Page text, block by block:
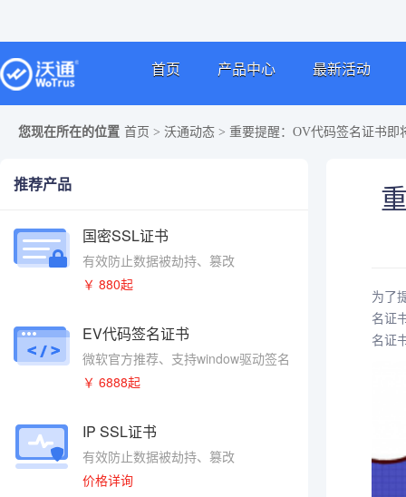
首页 产品中心 最新活动
您现在所在的位置 首页 > 沃通动态 > 重要提醒：OV代码签名证书即
推荐产品
国密SSL证书
有效防止数据被劫持、篡改
￥ 880起
EV代码签名证书
微软官方推荐、支持window驱动签名
￥ 6888起
IP SSL证书
有效防止数据被劫持、篡改
价格详询
为了
名证
名证